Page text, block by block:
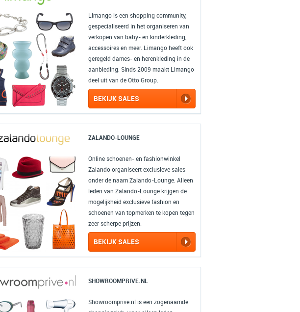
Limango is een shopping community,
gespecialiseerd in het organiseren van
verkopen van baby- en kinderkleding,
accessoires en meer. Limango heeft ook
geregeld dames- en herenkleding in de
aanbieding. Sinds 2009 maakt Limango
deel uit van de Otto Group.
BEKIJK SALES
ZALANDO-LOUNGE
Online schoenen- en fashionwinkel
Zalando organiseert exclusieve sales
onder de naam Zalando-Lounge. Alleen
leden van Zalando-Lounge krijgen de
mogelijkheid exclusieve fashion en
schoenen van topmerken te kopen tegen
zeer scherpe prijzen.
BEKIJK SALES
SHOWROOMPRIVE.NL
Showroomprive.nl is een zogenaamde